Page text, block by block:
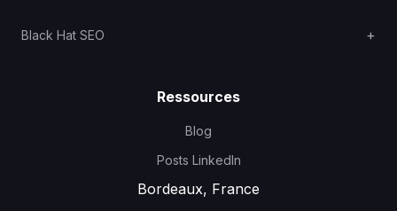
Black Hat SEO
Ressources
Blog
Posts LinkedIn
Bordeaux, France